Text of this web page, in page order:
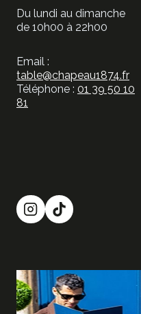
Du lundi au dimanche
de 10h00 à 22h00
Email :
table@chapeau1874.fr
Téléphone : 01 39 50 10
81